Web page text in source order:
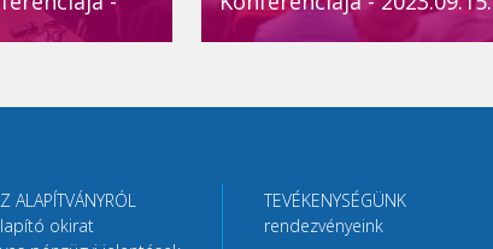
ALAPÍTVÁNYRÓL
okirat
TEVÉKENYSÉGÜNK
rendezvényeink